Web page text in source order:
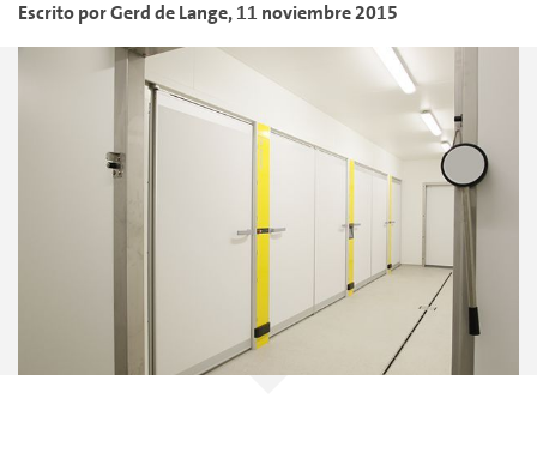
Escrito porGerdde Lange,11 noviembre 2015